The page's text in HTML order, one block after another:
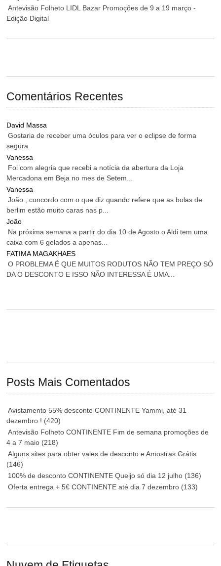
Antevisão Folheto LIDL Bazar Promoções de 9 a 19 março -
Edição Digital
Comentários Recentes
David Massa
Gostaria de receber uma óculos para ver o eclipse de forma
segura
Vanessa
Foi com alegria que recebi a notícia da abertura da Loja
Mercadona em Beja no mes de Setem...
Vanessa
João , concordo com o que diz quando refere que as bolas de
berlim estão muito caras nas p...
João
Na próxima semana a partir do dia 10 de Agosto o Aldi tem uma
caixa com 6 gelados a apenas...
FATIMA MAGAKHAES
O PROBLEMA É QUE MUITOS RODUTOS NÃO TEM PREÇO SÓ
DA O DESCONTO E ISSO NÃO INTERESSA É UMA...
Posts Mais Comentados
Avistamento 55% desconto CONTINENTE Yammi, até 31
dezembro ! (420)
Antevisão Folheto CONTINENTE Fim de semana promoções de
4 a 7 maio (218)
Alguns sites para obter vales de desconto e Amostras Grátis
(146)
100% de desconto CONTINENTE Queijo só dia 12 julho (136)
Oferta entrega + 5€ CONTINENTE até dia 7 dezembro (133)